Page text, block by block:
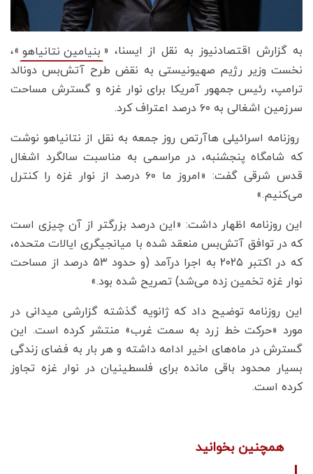
به گزارش اقتصادنیوز به نقل از ایسنا، « بنیامین نتانیاهو »،
نخست وزیر رژیم صهیونیستی به نقض طرح آتش‌بس دونالد
ترامپ، رئیس جمهور آمریکا برای نوار غزه و گسترش مساحت
سرزمین اشغالی به ۶۰ درصد اعتراف کرد.
روزنامه اسرائیلی هاآرتص روز جمعه به نقل از نتانیاهو نوشت
که شامگاه پنجشنبه، در مراسمی به مناسبت سالگرد اشغال
قدس شرقی گفت: «امروز ما ۶۰ درصد از نوار غزه را کنترل
می‌کنیم.»
این روزنامه اظهار داشت: «این درصد بزرگتر از آن چیزی است
که در توافق آتش‌بس منعقد شده با میانجیگری ایالات متحده،
که در اکتبر ۲۰۲۵ به اجرا درآمد (و حدود ۵۳ درصد از مساحت
نوار غزه تخمین زده می‌شد) تصریح شده بود.»
این روزنامه توضیح داد که ژانویه گذشته گزارشی میدانی در
مورد «حرکت خط زرد به سمت غرب» منتشر کرده است. این
گسترش در ماه‌های اخیر ادامه داشته و هر بار به فضای زندگی
بسیار محدود باقی مانده برای فلسطینیان در نوار غزه تجاوز
کرده است.
همچنین بخوانید